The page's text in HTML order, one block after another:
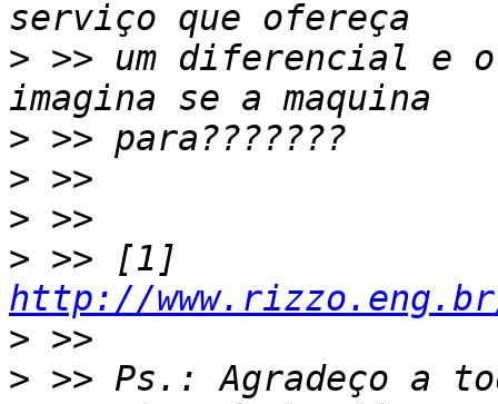
> >> um diferencial e
>
>
>
>
http://
>
> >> Ps.: Agradeço a